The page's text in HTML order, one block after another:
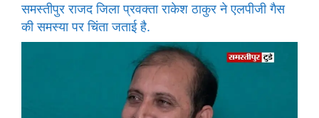
समस्तीपुर राजद जिला प्रवक्ता राकेश ठाकुर ने एलपीजी गैस
की समस्या पर चिंता जताई है.